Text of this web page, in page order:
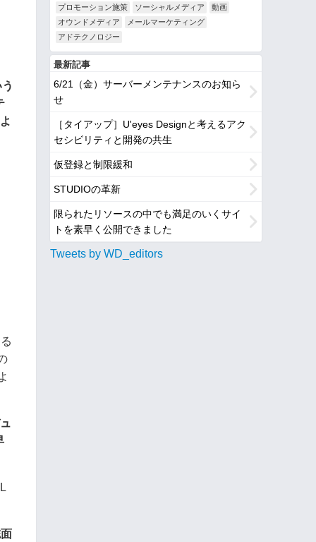
プロモーション施策 ソーシャルメディア
動画
オウンドメディア
メールマーケティング
アドテクノロジー
最新記事
6/21（金）サーバーメンテナンスのお知ら
せ
［タイアップ］U'eyes Designと考えるアク
セシビリティと開発の共生
仮登録と制限緩和
STUDIOの革新
限られたリソースの中でも満足のいくサイ
トを素早く公開できました
Tweets by WD_editors